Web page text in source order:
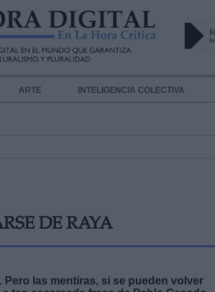
ARTE INTELIGENCIA COLECTIVA
DE RAYA
las mentiras, si se pueden volver